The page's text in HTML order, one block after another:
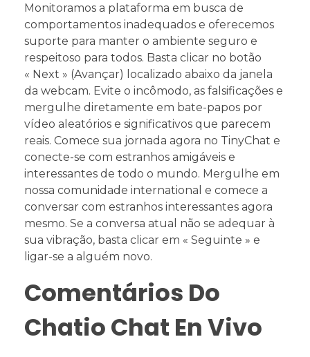
Monitoramos a plataforma em busca de
comportamentos inadequados e oferecemos
suporte para manter o ambiente seguro e
respeitoso para todos. Basta clicar no botão
« Next » (Avançar) localizado abaixo da janela
da webcam. Evite o incômodo, as falsificações e
mergulhe diretamente em bate-papos por
vídeo aleatórios e significativos que parecem
reais. Comece sua jornada agora no TinyChat e
conecte-se com estranhos amigáveis e
interessantes de todo o mundo. Mergulhe em
nossa comunidade international e comece a
conversar com estranhos interessantes agora
mesmo. Se a conversa atual não se adequar à
sua vibração, basta clicar em « Seguinte » e
ligar-se a alguém novo.
Comentários Do
Chatio Chat En Vivo